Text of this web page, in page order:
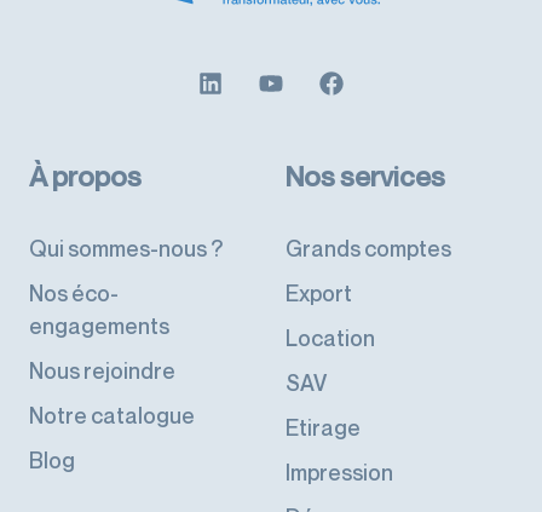
À propos
Qui sommes-nous ?
Nos éco-
engagements
Nous rejoindre
Notre catalogue
Blog
Nos services
Grands comptes
Export
Location
SAV
Etirage
Impression